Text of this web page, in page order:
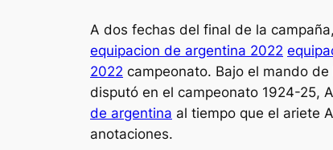
A dos fechas del final de la
equipacion de argentina 2022
2022 campeonato. Bajo el mando
disputó en el campeonato 1924-25,
de argentina al tiempo que el ariete
anotaciones.